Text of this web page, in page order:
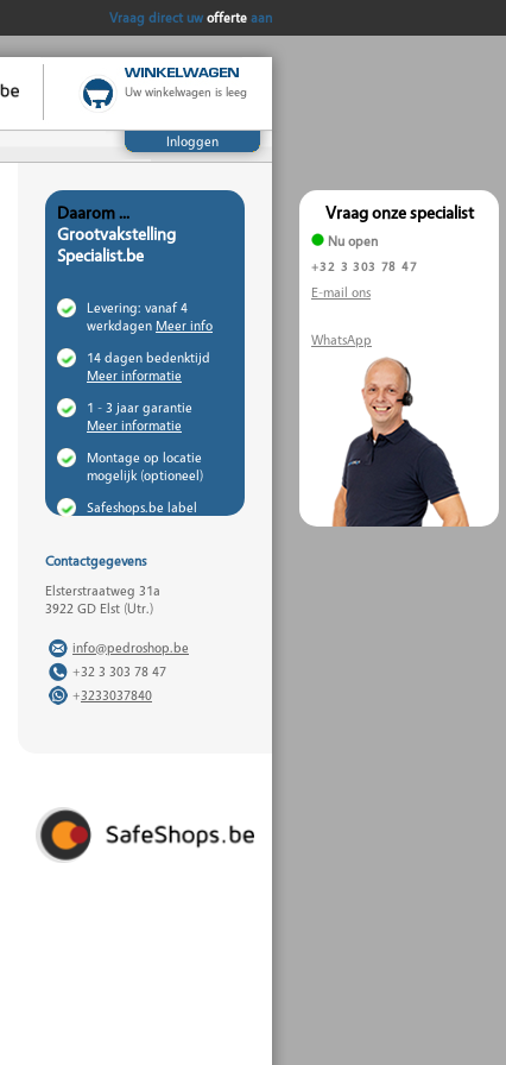
Vraag direct uw offerte aan
Vraag onze specialist
Nu open
+32 3 303 78 47
E-mail ons
WhatsApp
Inloggen
Uw winkelwagen is leeg
Daarom ...
Grootvakstelling
Specialist.be
Levering: vanaf 4
werkdagen Meer info
14 dagen bedenktijd
Meer informatie
1 - 3 jaar garantie
Meer informatie
Montage op locatie
mogelijk (optioneel)
Safeshops.be label
Contactgegevens
Elsterstraatweg 31a
3922 GD Elst (Utr.)
info@pedroshop.be
+32 3 303 78 47
+3233037840